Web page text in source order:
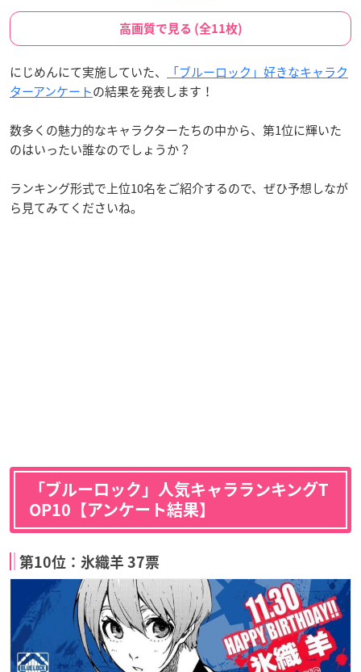
高画質で見る (全11枚)
にじめんにて実施していた、
「ブルーロック」好きなキャラク
ターアンケートの結果を発表します！
数多くの魅力的なキャラクターたちの中から、第1位に輝いた
のはいったい誰なのでしょうか？
ランキング形式で上位10名をご紹介するので、ぜひ予想しなが
ら見てみてくださいね。
「ブルーロック」人気キャラランキングT
OP10【アンケート結果】
第10位：氷織羊 37票